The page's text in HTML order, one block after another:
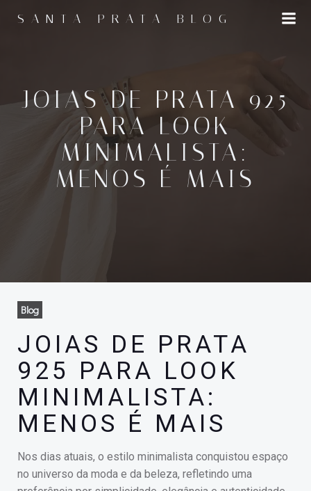
para
SANTA PRATA BLOG
JOIAS DE PRATA 925
PARA LOOK
MINIMALISTA:
MENOS É MAIS
Blog
JOIAS DE PRATA
925 PARA LOOK
MINIMALISTA:
MENOS É MAIS
Nos dias atuais, o estilo minimalista conquistou espaço
no universo da moda e da beleza, refletindo uma